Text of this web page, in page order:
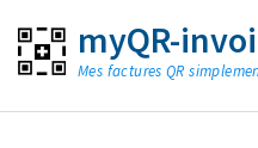
au
contenu
(Pressez
myQR-
Mes factures QR